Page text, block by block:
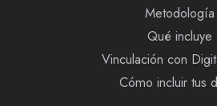
Metodología
Qué incluye
Vinculación con
Cómo incluir tus